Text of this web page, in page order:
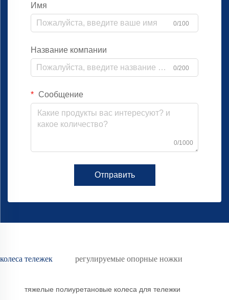
Имя
0/100
Название компании
0/200
Сообщение
0/1000
Отправить
колеса тележек регулируемые опорные ножки
тяжелые полиуретановые колеса для тележки